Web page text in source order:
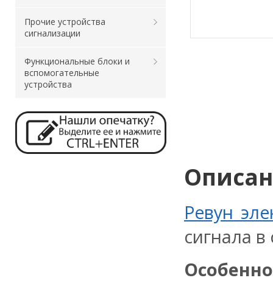
Ревун
сигнала
Прочие устройства
сигнализации
Функциональные блоки и
вспомогательные
устройства